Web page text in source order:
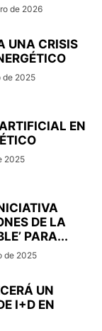
de 2026
UNA CRISIS
de 2025
EN
2025
DE LA
PARA...
de 2025
UN
I+D EN